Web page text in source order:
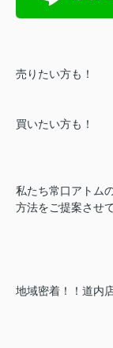
売りたい方も！
買いたい方も！
私たち常口アトム
方法をご提案させ
地域密着！！道内